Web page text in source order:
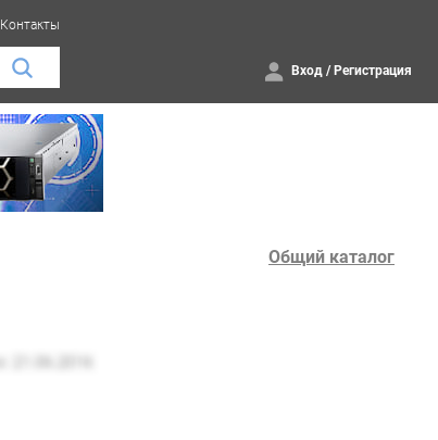
Контакты
Вход / Регистрация
Общий каталог